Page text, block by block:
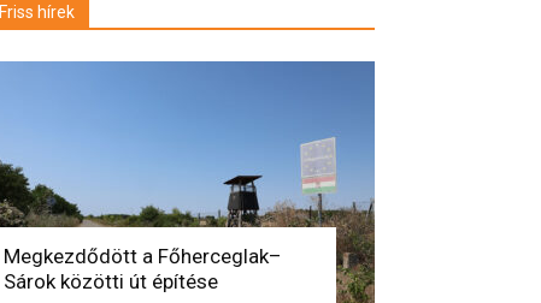
Friss hírek
Megkezdődött a Főherceglak–
Sárok közötti út építése